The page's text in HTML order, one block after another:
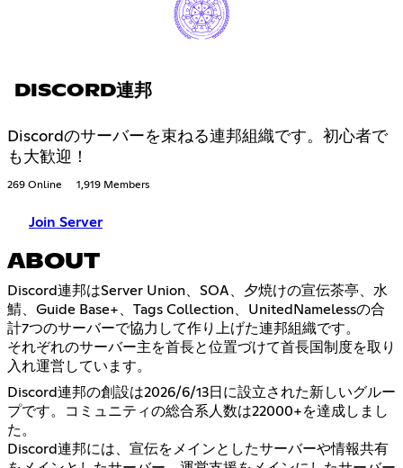
DISCORD連邦
Discordのサーバーを束ねる連邦組織です。初心者で
も大歓迎！
269 Online 1,919 Members
Join Server
ABOUT
Discord連邦はServer Union、SOA、夕焼けの宣伝茶亭、水
鯖、Guide Base+、Tags Collection、UnitedNamelessの合
計7つのサーバーで協力して作り上げた連邦組織です。
それぞれのサーバー主を首長と位置づけて首長国制度を取り
入れ運営しています。
Discord連邦の創設は2026/6/13日に設立された新しいグルー
プです。コミュニティの総合系人数は22000+を達成しまし
た。
Discord連邦には、宣伝をメインとしたサーバーや情報共有